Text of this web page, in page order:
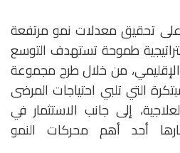
تحقيق معدلات نمو مرتفعة
طموحة تستهدف التوسع
من خلال طرح مجموعة
التي تلبي احتياجات المرضى
إلى جانب الاستثمار في
أحد أهم محركات النمو